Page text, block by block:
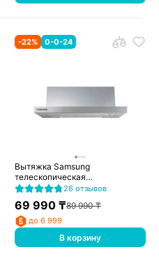
-22% 0-0-24
Вытяжка Samsung
телескопическая
NK24M1030IS/UR
26 отзывов
69 990 ₸89 990₸
до 6 999
В корзину